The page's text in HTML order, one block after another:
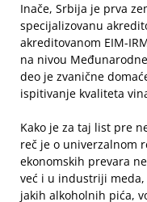
Inače, Srbija je prva
specijalizovanu
akreditovanom EIM-
na nivou
deo je zvanične
ispitivanje kvaliteta
Kako je za taj list pre
reč je o univerzalnom
ekonomskih prevara
već i u industriji
jakih alkoholnih pića,